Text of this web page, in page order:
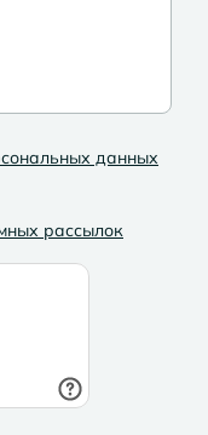
данных
рассылок